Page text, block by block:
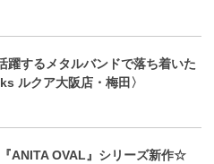
躍するメタルバンドで落ち着いた
ルクア大阪店・梅田〉
ANITA OVAL』シリーズ新作☆